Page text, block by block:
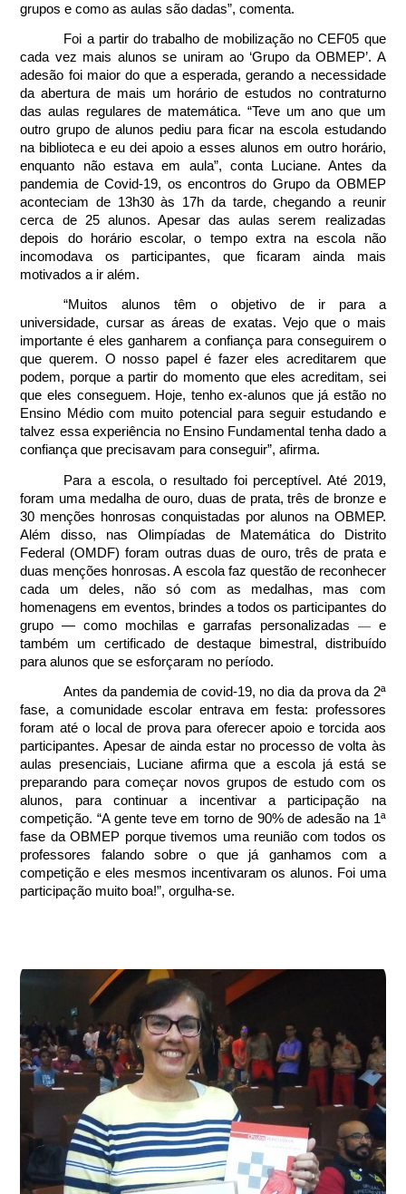
grupos e como as aulas são dadas”, comenta.
Foi a partir do trabalho de mobilização no CEF05 que
cada vez mais alunos se uniram ao ‘Grupo da OBMEP’. A
adesão foi maior do que a esperada, gerando a necessidade
da abertura de mais um horário de estudos no contraturno
das aulas regulares de matemática. “Teve um ano que um
outro grupo de alunos pediu para ficar na escola estudando
na biblioteca e eu dei apoio a esses alunos em outro horário,
enquanto não estava em aula”, conta Luciane. Antes da
pandemia de Covid-19, os encontros do Grupo da OBMEP
aconteciam de 13h30 às 17h da tarde, chegando a reunir
cerca de 25 alunos. Apesar das aulas serem realizadas
depois do horário escolar, o tempo extra na escola não
incomodava os participantes, que ficaram ainda mais
motivados a ir além.
“Muitos alunos têm o objetivo de ir para a
universidade, cursar as áreas de exatas. Vejo que o mais
importante é eles ganharem a confiança para conseguirem o
que querem. O nosso papel é fazer eles acreditarem que
podem, porque a partir do momento que eles acreditam, sei
que eles conseguem. Hoje, tenho ex-alunos que já estão no
Ensino Médio com muito potencial para seguir estudando e
talvez essa experiência no Ensino Fundamental tenha dado a
confiança que precisavam para conseguir”, afirma.
Para a escola, o resultado foi perceptível. Até 2019,
foram uma medalha de ouro, duas de prata, três de bronze e
30 menções honrosas conquistadas por alunos na OBMEP.
Além disso, nas Olimpíadas de Matemática do Distrito
Federal (OMDF) foram outras duas de ouro, três de prata e
duas menções honrosas. A escola faz questão de reconhecer
cada um deles, não só com as medalhas, mas com
homenagens em eventos, brindes a todos os participantes do
grupo — como mochilas e garrafas personalizadas — e
também um certificado de destaque bimestral, distribuído
para alunos que se esforçaram no período.
Antes da pandemia de covid-19, no dia da prova da 2ª
fase, a comunidade escolar entrava em festa: professores
foram até o local de prova para oferecer apoio e torcida aos
participantes. Apesar de ainda estar no processo de volta às
aulas presenciais, Luciane afirma que a escola já está se
preparando para começar novos grupos de estudo com os
alunos, para continuar a incentivar a participação na
competição. “A gente teve em torno de 90% de adesão na 1ª
fase da OBMEP porque tivemos uma reunião com todos os
professores falando sobre o que já ganhamos com a
competição e eles mesmos incentivaram os alunos. Foi uma
participação muito boa!”, orgulha-se.